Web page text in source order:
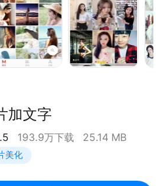
修图创作和内容分享提供更多素材
。
理能力，让图片编辑、修图、P图
加文字
193.9万下载 25.14 MB
美化